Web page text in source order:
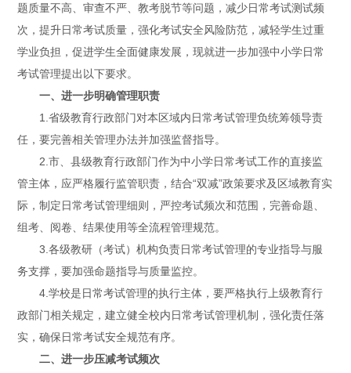
题质量不高、审查不严、教考脱节等问题，减少日常考试测试频
次，提升日常考试质量，强化考试安全风险防范，减轻学生过重
学业负担，促进学生全面健康发展，现就进一步加强中小学日常
考试管理提出以下要求。
一、进一步明确管理职责
1.省级教育行政部门对本区域内日常考试管理负统筹领导责
任，要完善相关管理办法并加强监督指导。
2.市、县级教育行政部门作为中小学日常考试工作的直接监
管主体，应严格履行监管职责，结合“双减”政策要求及区域教育实
际，制定日常考试管理细则，严控考试频次和范围，完善命题、
组考、阅卷、结果使用等全流程管理规范。
3.各级教研（考试）机构负责日常考试管理的专业指导与服
务支撑，要加强命题指导与质量监控。
4.学校是日常考试管理的执行主体，要严格执行上级教育行
政部门相关规定，建立健全校内日常考试管理机制，强化责任落
实，确保日常考试安全规范有序。
二、进一步压减考试频次